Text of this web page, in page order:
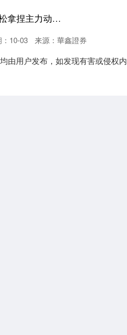
亚晶金融 流水落花: 看懂这两个数值，轻松拿捏主力动向！
：10-03 来源：華鑫證券
由用户发布，如发现有害或侵权内